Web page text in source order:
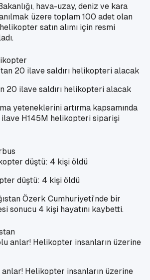
hava-uzay, deniz ve kara
üzere toplam 100 adet olan
satın alımı için resmi
20 ilave saldırı helikopteri alacak
yeteneklerini artırma kapsamında
ilave H145M helikopteri siparişi
düştü: 4 kişi öldü
Özerk Cumhuriyeti'nde bir
sonucu 4 kişi hayatını kaybetti.
Helikopter insanların üzerine